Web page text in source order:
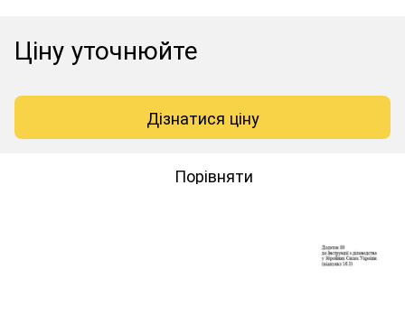
Ціну уточнюйте
Дізнатися ціну
Порівняти